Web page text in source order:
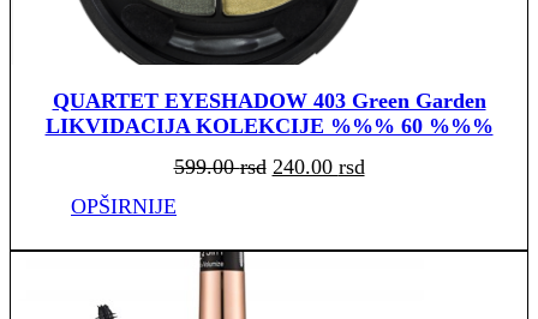
QUARTET EYESHADOW 403 Green Garden
LIKVIDACIJA KOLEKCIJE %%% 60 %%%
599.00rsd Originalna
cena
240.00 rsdTrenutna
cena
OPŠIRNIJE